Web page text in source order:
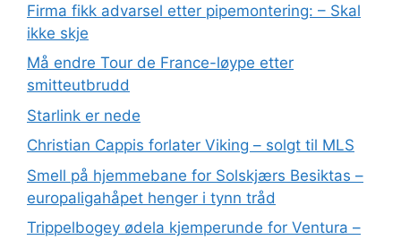
Firma fikk advarsel etter pipemontering: – Skal
ikke skje
Må endre Tour de France-løype etter
smitteutbrudd
Starlink er nede
Christian Cappis forlater Viking – solgt til MLS
Smell på hjemmebane for Solskjærs Besiktas –
europaligahåpet henger i tynn tråd
Trippelbogey ødela kjemperunde for Ventura –